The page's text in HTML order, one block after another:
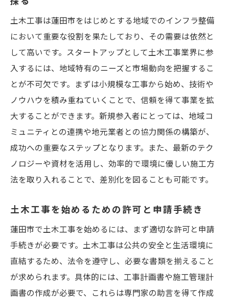
地域住民と協働するためのコミュニケーシ
ョン戦略
効率的な資材調達と管理の方法
市場ニーズを反映した土木工事の進め方
蓮田市での土木工事の機会を最大化するための
具体策
公共事業への参加方法とその条件
地域ビジネスネットワークを活用した情報
収集
予測
パートナーシップを築くことで生まれるシ
ナジー
市場競争を勝ち抜くための差別化戦略
住民のニーズに応える柔軟な施工提案
土木工事は蓮田市をはじめとする地域でのインフラ整備
において重要な役割を果たしており、その需要は依然と
して高いです。スタートアップとして土木工事業界に参
入するには、地域特有のニーズと市場動向を把握するこ
とが不可欠です。まずは小規模な工事から始め、技術や
ノウハウを積み重ねていくことで、信頼を得て事業を拡
大することができます。新規参入者にとっては、地域コ
ミュニティとの連携や地元業者との協力関係の構築が、
成功への重要なステップとなります。また、最新のテク
ノロジーや資材を活用し、効率的で環境に優しい施工方
法を取り入れることで、差別化を図ることも可能です。
土木工事を始めるための許可と申請手続き
蓮田市で土木工事を始めるには、まず適切な許可と申請
手続きが必要です。土木工事は公共の安全と生活環境に
直結するため、法令を遵守し、必要な書類を揃えること
が求められます。具体的には、工事計画書や施工管理計
画書の作成が必要で、これらは専門家の助言を得て作成